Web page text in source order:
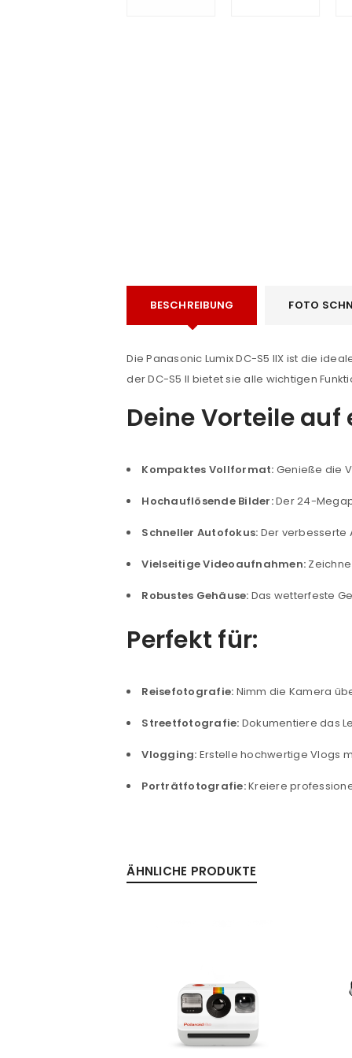
ANMELDEN
Benutzername oder E-Mail-
Passwort*
Anmeldeformular
PASSWORT VERGESSEN?
BESCHREIBUNG FOTO
Die Panasonic Lumix DC-S5 IIX ist die
der DC-S5 II bietet sie alle wichtigen
Deine Vorteile auf
Kompaktes Vollformat: Genieße die
Hochauflösende Bilder:Der 24-
Schneller Autofokus: Der verbesserte
Vielseitige Videoaufnahmen:
Robustes Gehäuse: Das wetterfeste
Perfekt für:
Reisefotografie: Nimm die Kamera
Streetfotografie: Dokumentiere das
Vlogging: Erstelle hochwertige Vlogs
Porträtfotografie:Kreiere
ÄHNLICHE PRODUKTE